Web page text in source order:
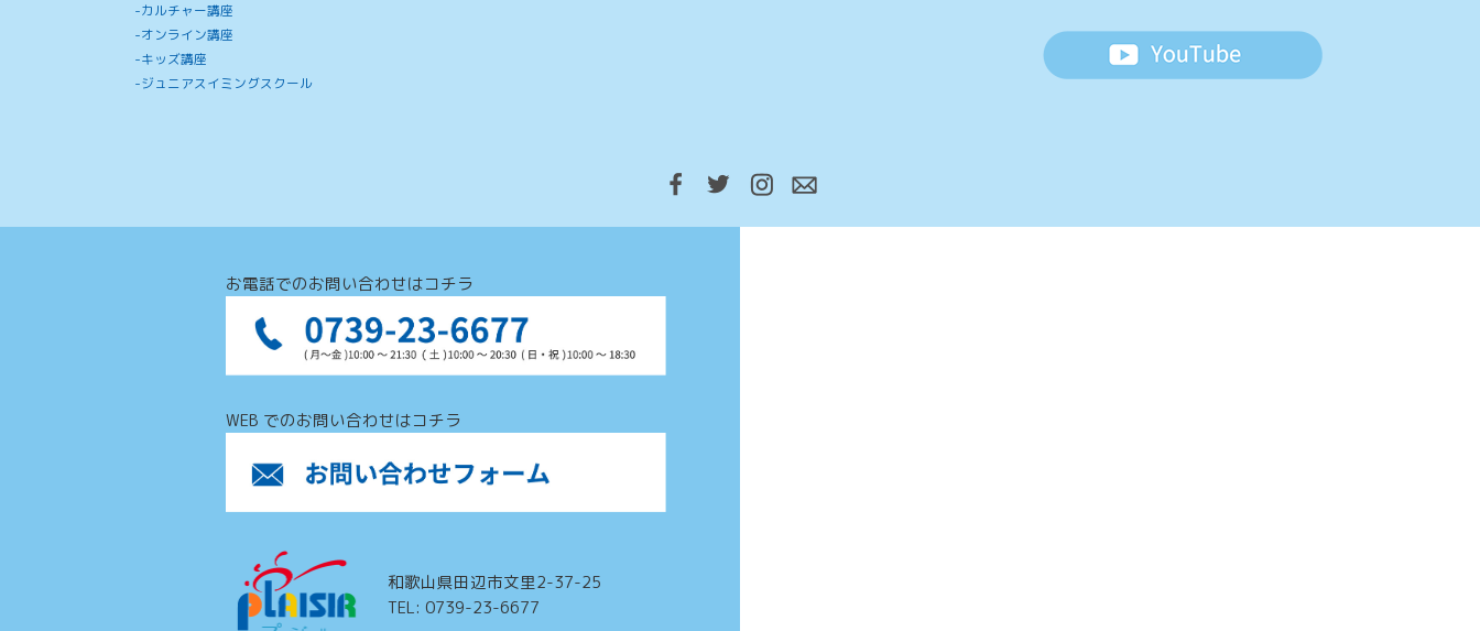
カルチャー講座
オンライン講座
キッズ講座
ジュニアスイミングスクール
お電話でのお問い合わせはコチラ
WEB でのお問い合わせはコチラ
和歌山県田辺市文里2-37-25
TEL: 0739-23-6677